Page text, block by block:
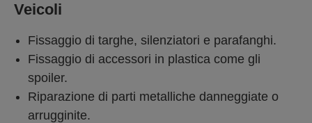
Veicoli
Fissaggio di targhe, silenziatori e parafanghi.
Fissaggio di accessori in plastica come gli
spoiler.
Riparazione di parti metalliche danneggiate o
arrugginite.